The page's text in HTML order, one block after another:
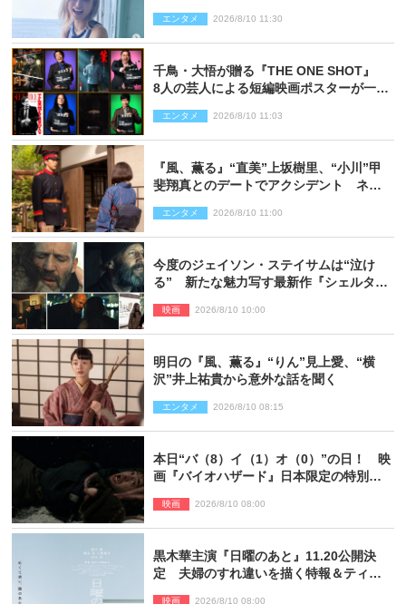
エンタメ 2026/8/10 11:30
千鳥・大悟が贈る『THE ONE SHOT』
8人の芸人による短編映画ポスターが一挙
エンタメ 2026/8/10 11:03
『風、薫る』“直美”上坂樹里、“小川”甲
斐翔真とのデートでアクシデント ネッ
エンタメ 2026/8/10 11:00
今度のジェイソン・ステイサムは“泣け
る” 新たな魅力写す最新作『シェルタ
映画 2026/8/10 10:00
明日の『風、薫る』“りん”見上愛、“横
沢”井上祐貴から意外な話を聞く
エンタメ 2026/8/10 08:15
本日“バ（8）イ（1）オ（0）”の日！ 映
画『バイオハザード』日本限定の特別予
映画 2026/8/10 08:00
黒木華主演『日曜のあと』11.20公開決
定 夫婦のすれ違いを描く特報＆ティザ
映画 2026/8/10 08:00